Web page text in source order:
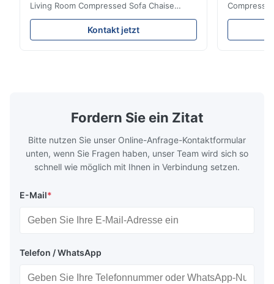
Living Room Compressed Sofa Chaise
Lounge Product Overview High resilience
soft sectional sofa designed for small
spaces, featuring a contemporary light gray
Kontakt jetzt
Room
Fordern Sie ein Zitat
Bitte nutzen Sie unser Online-Anfrage-Kontaktformular
unten, wenn Sie Fragen haben, unser Team wird sich so
schnell wie möglich mit Ihnen in Verbindung setzen.
E-Mail*
Telefon / WhatsApp